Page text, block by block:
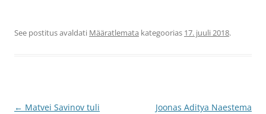
See postitus avaldati Määratlemata kategoorias 17. juuli 2018.
Postituste
← Matvei Savinov tuli
Joonas Aditya Naestema